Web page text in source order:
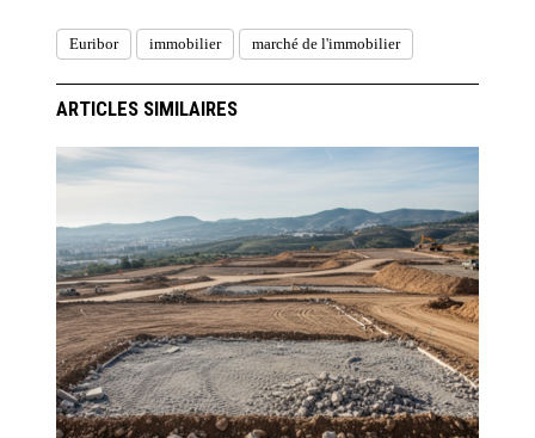
Euribor immobilier marché de l'immobilier
ARTICLES SIMILAIRES